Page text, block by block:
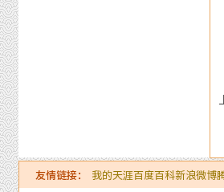
友情链接： 我的天涯百度百科新浪微博